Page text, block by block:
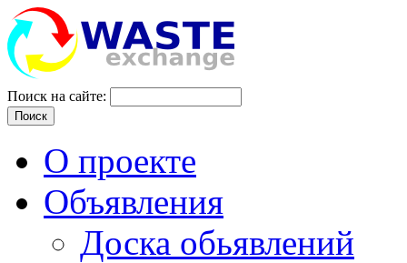
Поиск на сайте:
Поиск
О проекте
Объявления
Доска обьявлений